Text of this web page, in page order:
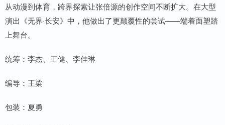
从动漫到体育，跨界探索让张倍源的创作空间不断扩大。在大型
演出《无界·长安》中，他做出了更颠覆性的尝试——端着面塑踏
上舞台。
统筹：李杰、王健、李佳琳
编导：王梁
包装：夏勇